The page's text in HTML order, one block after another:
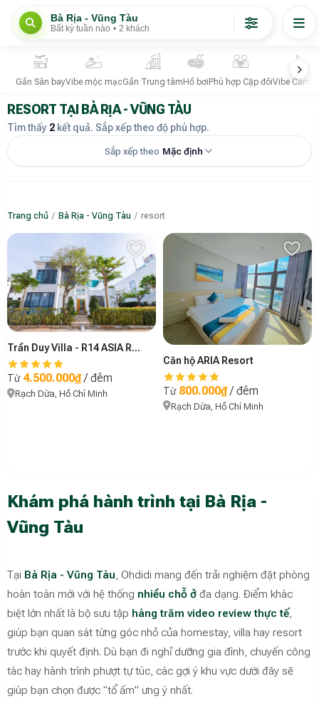
Bà Rịa - Vũng Tàu
Bất kỳ tuần nào • 2 khách
Gần Sân bayVibe mộc mạcGần Trung tâm Hồ bơi Phù hợp Cặp đôiVibe
RESORT TẠI BÀ RỊA - VŨNG TÀU
Tìm thấy 2 kết quả. Sắp xếp theo độ phù hợp.
Sắp xếp theo Mặc định
Trang chủ / Bà Rịa - Vũng Tàu / resort
Trần Duy Villa - R14 ASIA RESORT
Từ 4.500.000₫/ đêm
Rạch Dừa, Hồ Chí Minh
Căn hộ ARIA Resort
Từ 800.000₫/ đêm
Rạch Dừa, Hồ Chí Minh
Khám phá hành trình tại Bà Rịa -
Vũng Tàu
Tại Bà Rịa - Vũng Tàu, Ohdidi mang đến trải nghiệm đặt phòng
hoàn toàn mới với hệ thống nhiều chỗ ở đa dạng. Điểm khác
biệt lớn nhất là bộ sưu tập hàng trăm video review thực tế,
giúp bạn quan sát từng góc nhỏ của homestay, villa hay resort
trước khi quyết định. Dù bạn đi nghỉ dưỡng gia đình, chuyến công
tác hay hành trình phượt tự túc, các gợi ý khu vực dưới đây sẽ
giúp bạn chọn được "tổ ấm" ưng ý nhất.